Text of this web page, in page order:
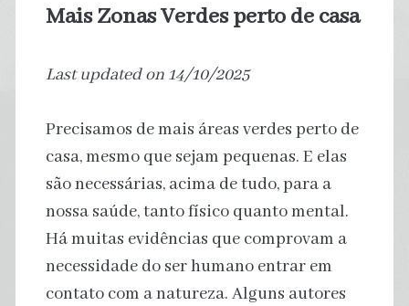
Mais Zonas Verdes perto de casa
Last updated on 14/10/2025
Precisamos de mais áreas verdes perto de
casa, mesmo que sejam pequenas. E elas
são necessárias, acima de tudo, para a
nossa saúde, tanto físico quanto mental.
Há muitas evidências que comprovam a
necessidade do ser humano entrar em
contato com a natureza. Alguns autores